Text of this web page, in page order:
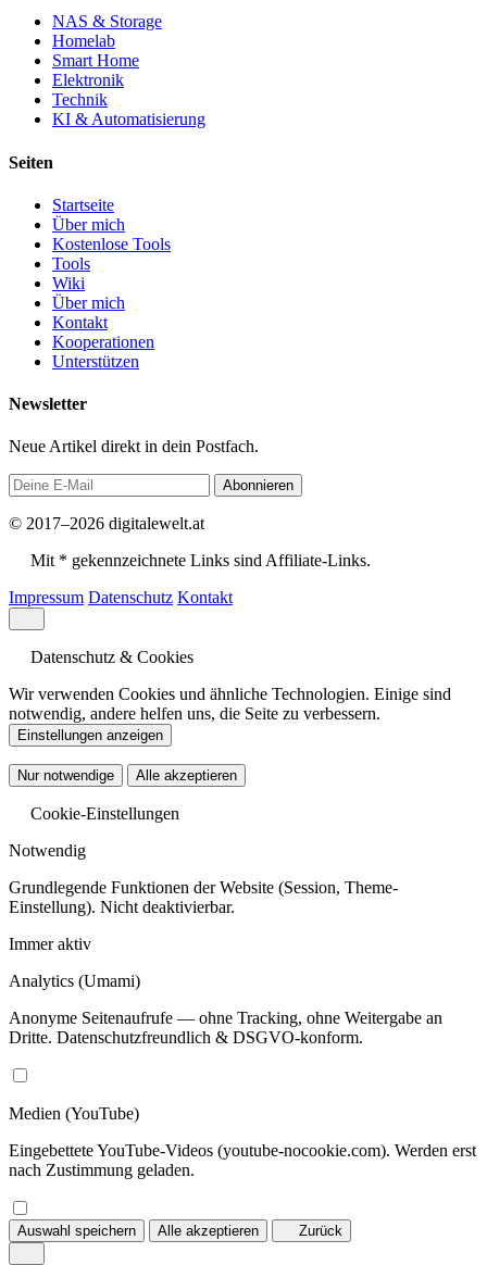
NAS & Storage
Homelab
Smart Home
Elektronik
Technik
KI & Automatisierung
Seiten
Startseite
Über mich
Kostenlose Tools
Tools
Wiki
Über mich
Kontakt
Kooperationen
Unterstützen
Newsletter
Neue Artikel direkt in dein Postfach.
Abonnieren
© 2017–2026 digitalewelt.at
Mit * gekennzeichnete Links sind Affiliate-Links.
Impressum Datenschutz Kontakt
Datenschutz & Cookies
Wir verwenden Cookies und ähnliche Technologien. Einige sind
notwendig, andere helfen uns, die Seite zu verbessern.
Einstellungen anzeigen
Nur notwendige Alle akzeptieren
Cookie-Einstellungen
Notwendig
Grundlegende Funktionen der Website (Session, Theme-
Einstellung). Nicht deaktivierbar.
Immer aktiv
Analytics (Umami)
Anonyme Seitenaufrufe — ohne Tracking, ohne Weitergabe an
Dritte. Datenschutzfreundlich & DSGVO-konform.
Medien (YouTube)
Eingebettete YouTube-Videos (youtube-nocookie.com). Werden erst
nach Zustimmung geladen.
Auswahl speichern Alle akzeptieren Zurück